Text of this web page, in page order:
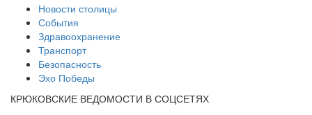
Новости столицы
События
Здравоохранение
Транспорт
Безопасность
Эхо Победы
КРЮКОВСКИЕ ВЕДОМОСТИ В СОЦСЕТЯХ